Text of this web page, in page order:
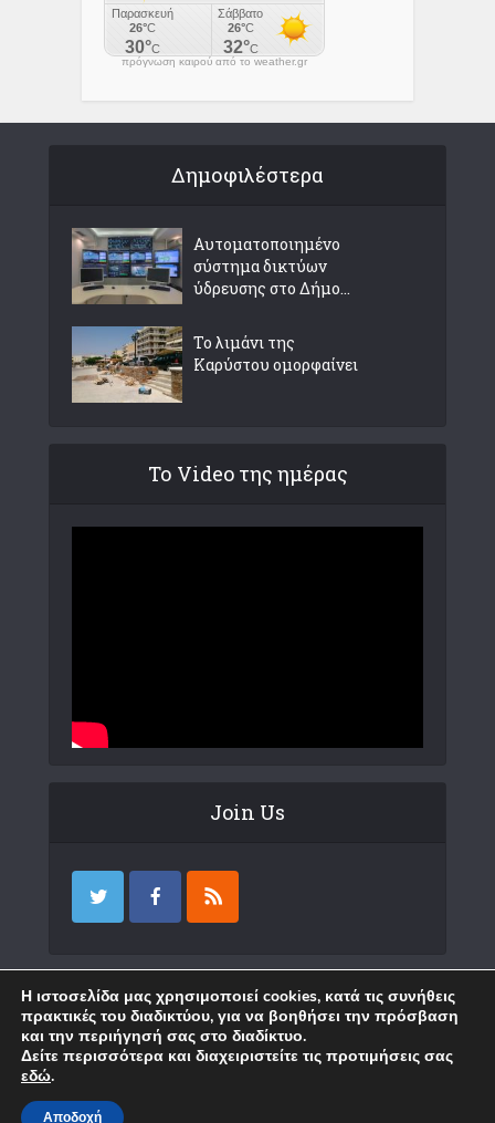
πρόγνωση καιρού από το weather.gr
Δημοφιλέστερα
Αυτοματοποιημένο
σύστημα δικτύων
ύδρευσης στο Δήμο...
Το λιμάνι της
Καρύστου ομορφαίνει
Το Video της ημέρας
Join Us
Επικοινωνία
Η ιστοσελίδα μας χρησιμοποιεί cookies, κατά τις συνήθεις
πρακτικές του διαδικτύου, για να βοηθήσει την πρόσβαση
και την περιήγησή σας στο διαδίκτυο.
Δείτε περισσότερα και διαχειριστείτε τις προτιμήσεις σας
εδώ.
Αποδοχή